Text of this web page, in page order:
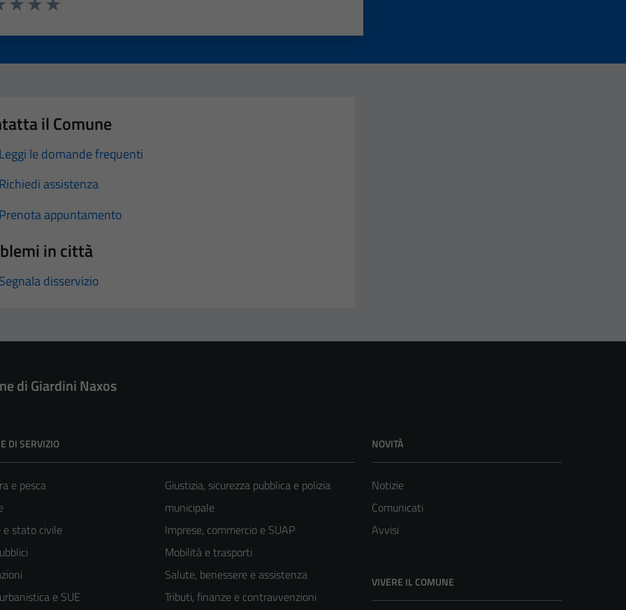
il Comune
Leggi le domande frequenti
Richiedi assistenza
Prenota appuntamento
in città
Segnala disservizio
di Giardini Naxos
DI SERVIZIO
e pesca
e stato civile
e SUE
Giustizia, sicurezza pubblica e polizia
municipale
Imprese, commercio e SUAP
Mobilità e trasporti
Salute, benessere e assistenza
Tributi, finanze e contravvenzioni
NOVITÀ
Notizie
Comunicati
Avvisi
VIVERE IL COMUNE